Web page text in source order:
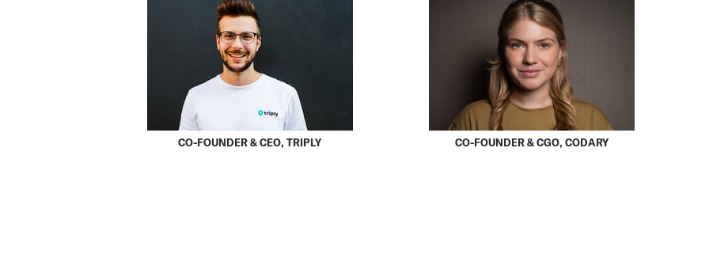
CO-FOUNDER & CEO, TRIPLY CO-FOUNDER & CGO, CODARY